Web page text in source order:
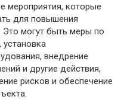
мероприятия, которые
для повышения
Это могут быть меры по
внедрение
и другие действия,
рисков и обеспечение